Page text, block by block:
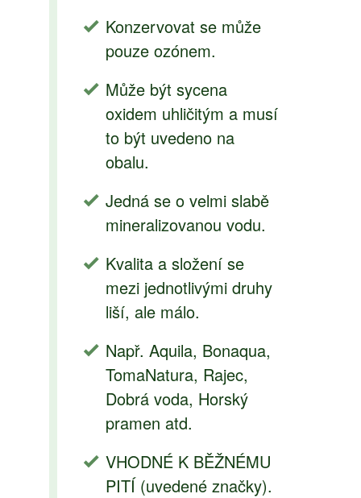
Konzervovat se může
pouze ozónem.
Může být sycena
oxidem uhličitým a musí
to být uvedeno na
obalu.
Jedná se o velmi slabě
mineralizovanou vodu.
Kvalita a složení se
mezi jednotlivými druhy
liší, ale málo.
Např. Aquila, Bonaqua,
TomaNatura, Rajec,
Dobrá voda, Horský
pramen atd.
VHODNÉ K BĚŽNÉMU
PITÍ (uvedené značky).